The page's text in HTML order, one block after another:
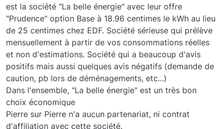
est la société "La belle énergie" avec leur offre
"Prudence" option Base à 18.96 centimes le kWh au lieu
de 25 centimes chez EDF. Société sérieuse qui prélève
mensuellement à partir de vos consommations réelles
et non d'estimations. Société qui a beaucoup d'avis
positifs mais aussi quelques avis négatifs (demande de
caution, pb lors de déménagements, etc...)
Dans l'ensemble, "La belle énergie" est un très bon
choix économique
Pierre sur Pierre n'a aucun partenariat, ni contrat
d'affiliation avec cette société.